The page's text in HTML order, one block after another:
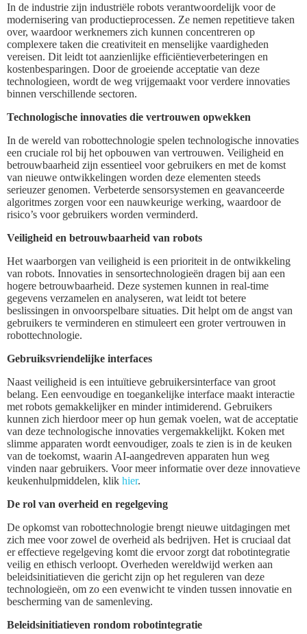
In de industrie zijn industriële robots verantwoordelijk voor de
modernisering van productieprocessen. Ze nemen repetitieve taken
over, waardoor werknemers zich kunnen concentreren op
complexere taken die creativiteit en menselijke vaardigheden
vereisen. Dit leidt tot aanzienlijke efficiëntieverbeteringen en
kostenbesparingen. Door de groeiende acceptatie van deze
technologieen, wordt de weg vrijgemaakt voor verdere innovaties
binnen verschillende sectoren.
Technologische innovaties die vertrouwen opwekken
In de wereld van robottechnologie spelen technologische innovaties
een cruciale rol bij het opbouwen van vertrouwen. Veiligheid en
betrouwbaarheid zijn essentieel voor gebruikers en met de komst
van nieuwe ontwikkelingen worden deze elementen steeds
serieuzer genomen. Verbeterde sensorsystemen en geavanceerde
algoritmes zorgen voor een nauwkeurige werking, waardoor de
risico’s voor gebruikers worden verminderd.
Veiligheid en betrouwbaarheid van robots
Het waarborgen van veiligheid is een prioriteit in de ontwikkeling
van robots. Innovaties in sensortechnologieën dragen bij aan een
hogere betrouwbaarheid. Deze systemen kunnen in real-time
gegevens verzamelen en analyseren, wat leidt tot betere
beslissingen in onvoorspelbare situaties. Dit helpt om de angst van
gebruikers te verminderen en stimuleert een groter vertrouwen in
robottechnologie.
Gebruiksvriendelijke interfaces
Naast veiligheid is een intuïtieve gebruikersinterface van groot
belang. Een eenvoudige en toegankelijke interface maakt interactie
met robots gemakkelijker en minder intimiderend. Gebruikers
kunnen zich hierdoor meer op hun gemak voelen, wat de acceptatie
van deze technologische innovaties vergemakkelijkt. Koken met
slimme apparaten wordt eenvoudiger, zoals te zien is in de keuken
van de toekomst, waarin AI-aangedreven apparaten hun weg
vinden naar gebruikers. Voor meer informatie over deze innovatieve
keukenhulpmiddelen, klik hier.
De rol van overheid en regelgeving
De opkomst van robottechnologie brengt nieuwe uitdagingen met
zich mee voor zowel de overheid als bedrijven. Het is cruciaal dat
er effectieve regelgeving komt die ervoor zorgt dat robotintegratie
veilig en ethisch verloopt. Overheden wereldwijd werken aan
beleidsinitiatieven die gericht zijn op het reguleren van deze
technologieën, om zo een evenwicht te vinden tussen innovatie en
bescherming van de samenleving.
Beleidsinitiatieven rondom robotintegratie